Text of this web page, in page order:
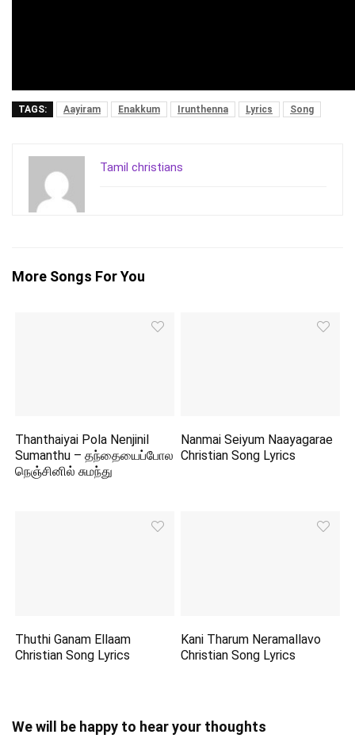
TAGS: Aayiram Enakkum Irunthenna Lyrics Song
Tamil christians
More Songs For You
Thanthaiyai Pola Nenjinil
Sumanthu – தந்தையைப்போல
நெஞ்சினில் சுமந்து
Nanmai Seiyum Naayagarae
Christian Song Lyrics
Thuthi Ganam Ellaam
Christian Song Lyrics
Kani Tharum Neramallavo
Christian Song Lyrics
We will be happy to hear your thoughts